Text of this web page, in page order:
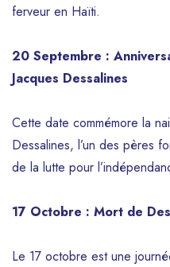
ferveur en Haïti.
20 Septembre :
Jacques Dessalines
Cette date commémore la
Dessalines, l’un des pères
de la lutte pour
17 Octobre : Mort de
Le 17 octobre est une